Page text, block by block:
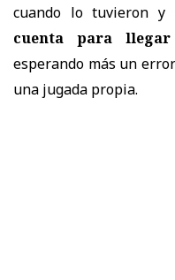
cuando lo tuvieron y
cuenta para
esperando más un
una jugada propia.